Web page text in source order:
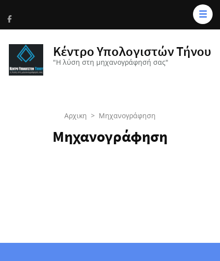
Κέντρο Υπολογιστών Τήνου
"Η λύση στη μηχανογράφησή σας"
Αρχικη > Μηχανογράφηση
Μηχανογράφηση